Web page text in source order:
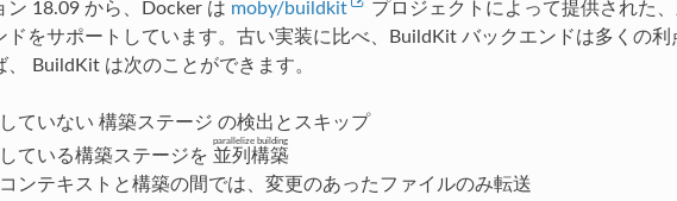
ン 18.09 から、Docker は moby/buildkit
プロジェクトによって提供された
ドをサポートしています。古い実装に比べ、BuildKit バックエンドは多くの利
、 BuildKit は次のことができます。
ていない 構築ステージ の検出とスキップ
ている構築ステージを 並列構築
parallelize building
ンテキストと構築の間では、変更のあったファイルのみ転送